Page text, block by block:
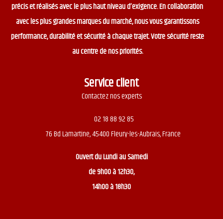
précis et réalisés avec le plus haut niveau d’exigence. En collaboration
avec les plus grandes marques du marché, nous vous garantissons
performance, durabilité et sécurité à chaque trajet. Votre sécurité reste
au centre de nos priorités.
Service client
Contactez nos experts
02 18 88 92 85
76 Bd Lamartine, 45400 Fleury-les-Aubrais, France
Ouvert duLundi au Samedi
de 9h00 à 12h30,
14h00 à 18h30